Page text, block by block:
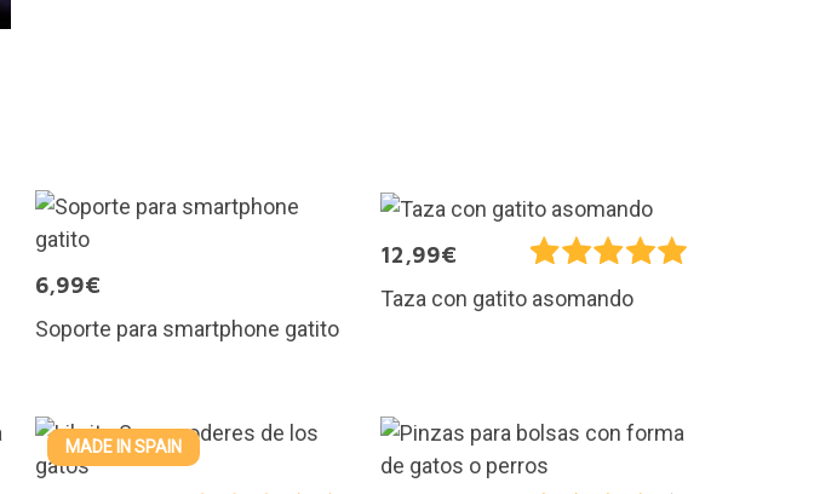
6,99€
Soporte para smartphone gatito
12,99€
Taza con gatito asomando
MADE IN SPAIN